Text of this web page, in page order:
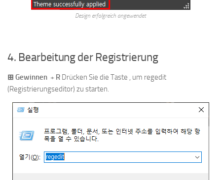
Design erfolgreich angewendet
4. Bearbeitung der Registrierung
⊞ Gewinnen + R Drücken Sie die Taste , um regedit
(Registrierungseditor) zu starten.